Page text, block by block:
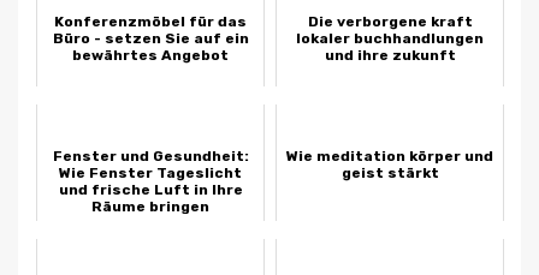
Konferenzmöbel für das
Büro - setzen Sie auf ein
bewährtes Angebot
Die verborgene kraft
lokaler buchhandlungen
und ihre zukunft
Fenster und Gesundheit:
Wie Fenster Tageslicht
und frische Luft in Ihre
Räume bringen
Wie meditation körper und
geist stärkt